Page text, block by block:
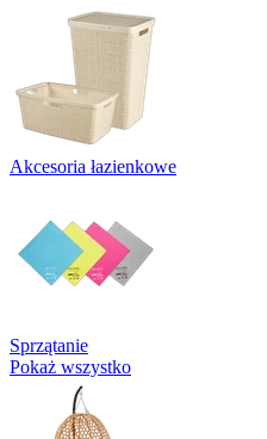
Akcesoria łazienkowe
Sprzątanie
Pokaż wszystko